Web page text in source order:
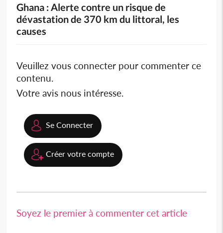
Ghana : Alerte contre un risque de
dévastation de 370 km du littoral, les
causes
Veuillez vous connecter pour commenter ce
contenu.
Votre avis nous intéresse.
Se Connecter
Créer votre compte
Soyez le premier à commenter cet article